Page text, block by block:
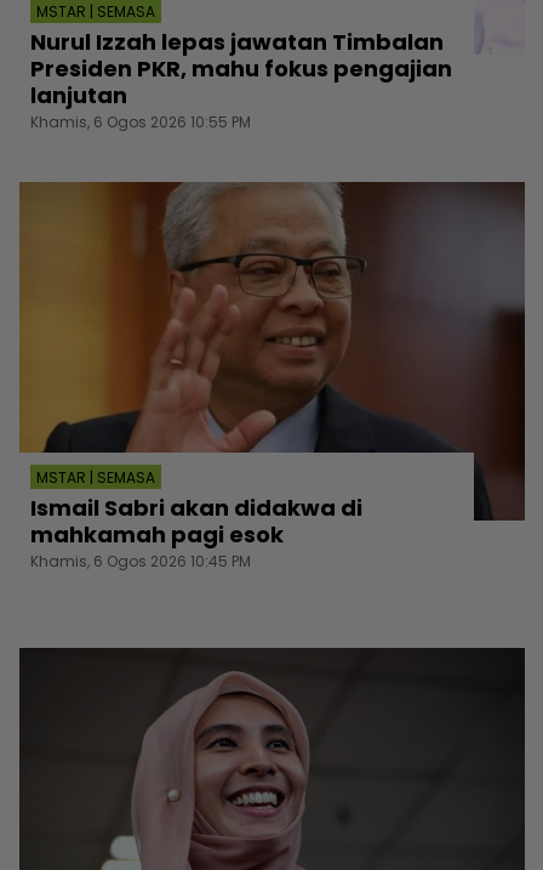
MSTAR | SEMASA
Nurul Izzah lepas jawatan Timbalan
Presiden PKR, mahu fokus pengajian
lanjutan
Khamis, 6 Ogos 2026 10:55 PM
MSTAR | SEMASA
Ismail Sabri akan didakwa di
mahkamah pagi esok
Khamis, 6 Ogos 2026 10:45 PM